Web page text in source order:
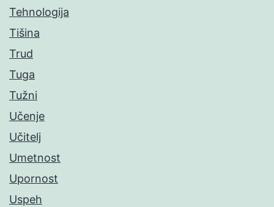
Tehnologija
Tišina
Trud
Tuga
Tužni
Učenje
Učitelj
Umetnost
Upornost
Uspeh